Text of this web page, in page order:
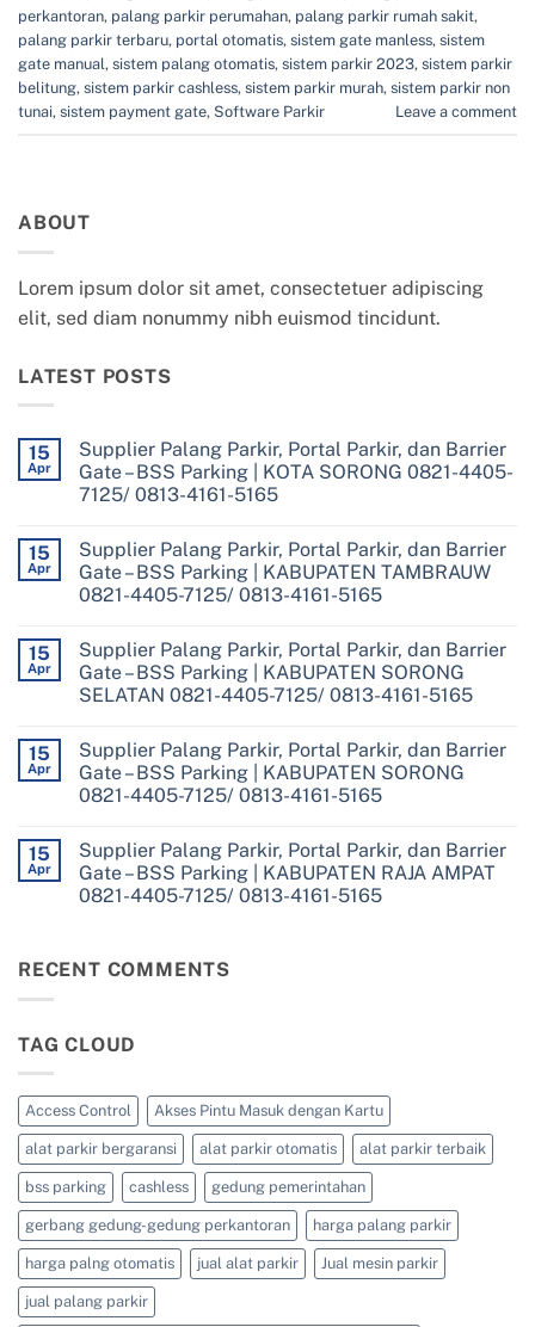
perkantoran, palang parkir perumahan, palang parkir rumah sakit,
palang parkir terbaru, portal otomatis, sistem gate manless, sistem
gate manual, sistem palang otomatis, sistem parkir 2023, sistem parkir
belitung, sistem parkir cashless, sistem parkir murah, sistem parkir non
tunai, sistem payment gate, Software Parkir Leave a comment
ABOUT
Lorem ipsum dolor sit amet, consectetuer adipiscing
elit, sed diam nonummy nibh euismod tincidunt.
LATEST POSTS
15
Apr
Supplier Palang Parkir, Portal Parkir, dan Barrier
Gate – BSS Parking | KOTA SORONG 0821-4405-
7125/ 0813-4161-5165
on
Supplier
Palang
Parkir,
dan
Barrier
Gate
–
BSS
KOTA
SORONG
0821-
4405-
4161-
5165
15
Apr
Supplier Palang Parkir, Portal Parkir, dan Barrier
Gate – BSS Parking | KABUPATEN TAMBRAUW
0821-4405-7125/ 0813-4161-5165
on
Supplier
Palang
Parkir,
dan
Barrier
Gate
–
BSS
KABUPATEN
TAMBRAUW
0821-
4405-
5165
15
Apr
Supplier Palang Parkir, Portal Parkir, dan Barrier
Gate – BSS Parking | KABUPATEN SORONG
SELATAN 0821-4405-7125/ 0813-4161-5165
on
Supplier
Palang
Parkir,
dan
Barrier
Gate
–
BSS
SORONG
0813-
15
Apr
Supplier Palang Parkir, Portal Parkir, dan Barrier
Gate – BSS Parking | KABUPATEN SORONG
0821-4405-7125/ 0813-4161-5165
on
Supplier
Palang
Parkir,
Barrier
Gate
|
KABUPATEN
4405-
7125/
0813-
4161-
5165
15
Apr
Supplier Palang Parkir, Portal Parkir, dan Barrier
Gate – BSS Parking | KABUPATEN RAJA AMPAT
0821-4405-7125/ 0813-4161-5165
Supplier
Palang
dan
BSS
Parking
|
KABUPATEN
RAJA
AMPAT
0821-
4405-
7125/
0813-
4161-
5165
RECENT COMMENTS
TAG CLOUD
Access Control Akses Pintu Masuk dengan Kartu
alat parkir bergaransi alat parkir otomatis alat parkir terbaik
bss parking cashless gedung pemerintahan
gerbang gedung-gedung perkantoran harga palang parkir
harga palng otomatis jual alat parkir Jual mesin parkir
jual palang parkir